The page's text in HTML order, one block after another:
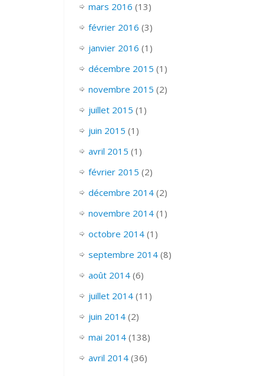
mars 2016 (13)
février 2016 (3)
janvier 2016 (1)
décembre 2015 (1)
novembre 2015 (2)
juillet 2015 (1)
juin 2015 (1)
avril 2015 (1)
février 2015 (2)
décembre 2014(2)
novembre 2014(1)
octobre 2014(1)
septembre 2014(8)
août 2014(6)
juillet 2014(11)
juin 2014(2)
mai 2014(138)
avril 2014(36)